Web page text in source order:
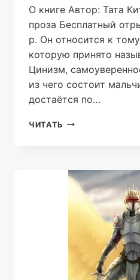
О книге Автор: Тата
проза Бесплатный
р. Он относится к
которую принято
Цинизм,
из чего состоит
достаётся по…
ЧИТАТЬ ПЕРВЫЙ